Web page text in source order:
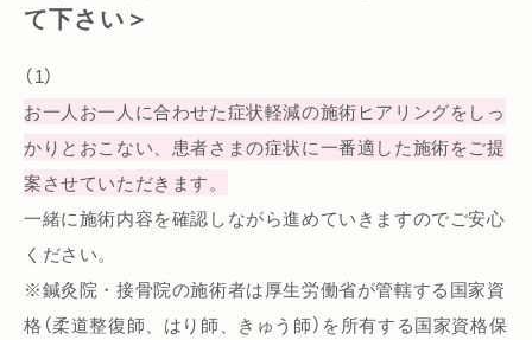
て下さい＞
（1）
お一人お一人に合わせた症状軽減の施術ヒアリングをしっ
かりとおこない、患者さまの症状に一番適した施術をご提
案させていただきます。
一緒に施術内容を確認しながら進めていきますのでご安心
ください。
※鍼灸院・接骨院の施術者は厚生労働省が管轄する国家資
格（柔道整復師、はり師、きゅう師）を所有する国家資格保